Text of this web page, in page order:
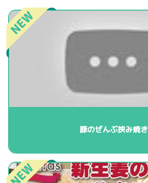
豚のぜんぶ挟み焼き